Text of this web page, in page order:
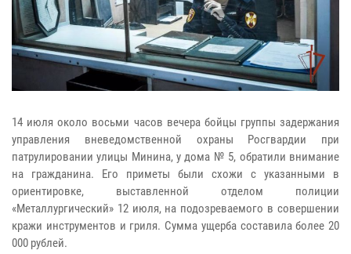
14 июля около восьми часов вечера бойцы группы задержания
управления вневедомственной охраны Росгвардии при
патрулировании улицы Минина, у дома № 5, обратили внимание
на гражданина. Его приметы были схожи с указанными в
ориентировке, выставленной отделом полиции
«Металлургический» 12 июля, на подозреваемого в совершении
кражи инструментов и гриля. Сумма ущерба составила более 20
000 рублей.